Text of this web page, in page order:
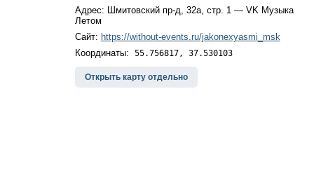
Адрес: Шмитовский пр-д, 32а, стр. 1 — VK Музыка
Летом
Сайт: https://without-events.ru/jakonexyasmi_msk
Координаты: 55.756817, 37.530103
Открыть карту отдельно